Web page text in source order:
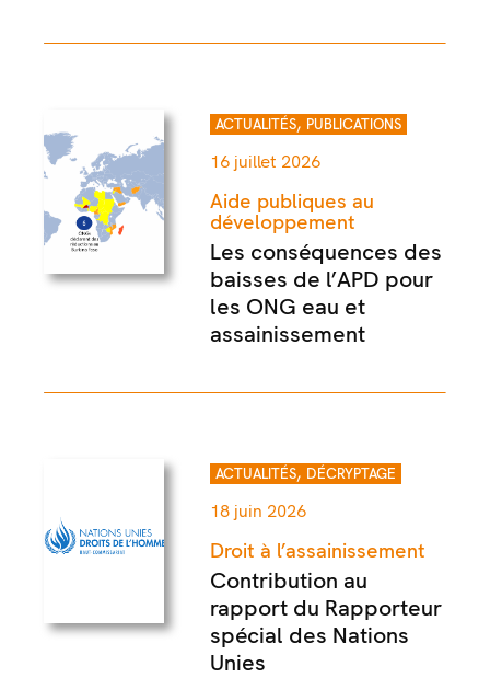
ACTUALITÉS, PUBLICATIONS
16 juillet 2026
Aide publiques au
développement
Les conséquences des
baisses de l’APD pour
les ONG eau et
assainissement
ACTUALITÉS, DÉCRYPTAGE
18 juin 2026
Droit à l’assainissement
Contribution au
rapport du Rapporteur
spécial des Nations
Unies